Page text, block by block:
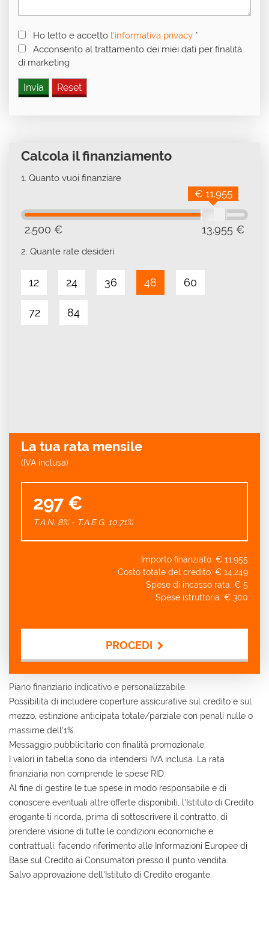
Ho letto e accetto l'informativa privacy *
Acconsento al trattamento dei miei dati per finalità
di marketing
Calcola il finanziamento
1. Quanto vuoi finanziare
2.500 € 13.955 €
€ 11.955
2. Quante rate desideri
12 24 36 48 60
72 84
La tua rata mensile
(IVA inclusa)
297 €
T.A.N. 8% - T.A.E.G. 10,71%
Importo finanziato: € 11.955
Costo totale del credito: € 14.249
Spese di incasso rata: € 5
Spese istruttoria: € 300
PROCEDI
Contattaci
Ho letto e accettol'informativa privacy*
Piano finanziario indicativo e personalizzabile.
Possibilità di includere coperture assicurative sul credito e sul
mezzo, estinzione anticipata totale/parziale con penali nulle o
massime dell'1%.
Messaggio pubblicitario con finalità promozionale.
I valori in tabella sono da intendersi IVA inclusa. La rata
finanziaria non comprende le spese RID.
Al fine di gestire le tue spese in modo responsabile e di
conoscere eventuali altre offerte disponibili, l'Istituto di Credito
erogante ti ricorda, prima di sottoscrivere il contratto, di
prendere visione di tutte le condizioni economiche e
contrattuali, facendo riferimento alle Informazioni Europee di
Base sul Credito ai Consumatori presso il punto vendita.
Salvo approvazione dell'Istituto di Credito erogante.